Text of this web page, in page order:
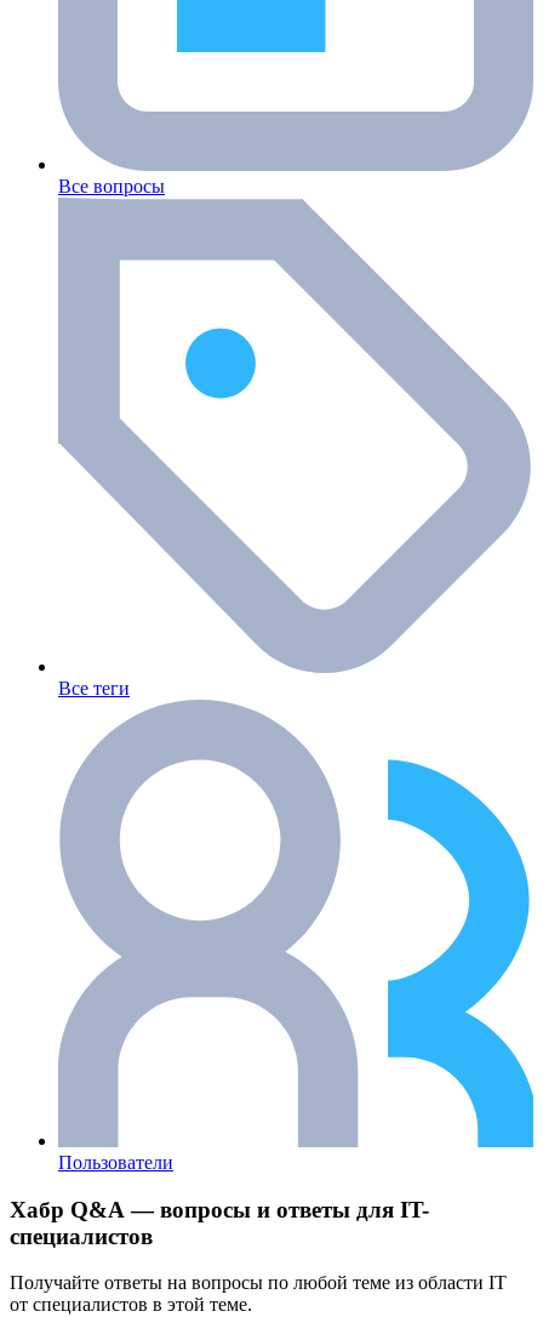
Все вопросы
Все теги
Пользователи
Хабр Q&A — вопросы и ответы для IT-
специалистов
Получайте ответы на вопросы по любой теме из области IT
от специалистов в этой теме.